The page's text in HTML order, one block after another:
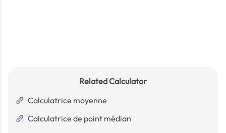
Related Calculator
Calculatrice moyenne
Calculatrice de point médian